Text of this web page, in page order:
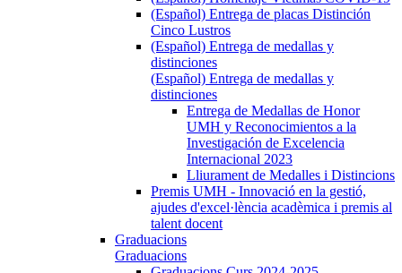
(Español) Entrega de placas Distinción
Cinco Lustros
(Español) Entrega de medallas y
distinciones
(Español) Entrega de medallas y
distinciones
Entrega de Medallas de Honor
UMH y Reconocimientos a la
Investigación de Excelencia
Internacional 2023
Lliurament de Medalles i Distincions
Premis UMH - Innovació en la gestió,
ajudes d'excel·lència acadèmica i premis al
talent docent
Graduacions
Graduacions